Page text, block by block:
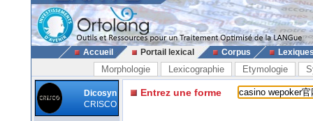
Accueil Portail lexical Corpus
Morphologie Lexicographie Etymologie
Dicosyn
CRISCO
Entrez une forme